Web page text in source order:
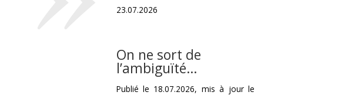
23.07.2026
On ne sort de
l’ambiguïté…
Publié le 18.07.2026, mis à jour le